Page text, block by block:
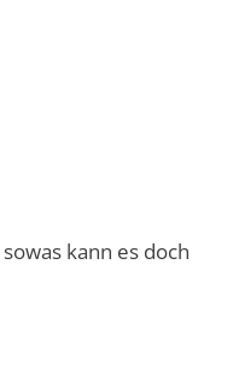
kann es doch